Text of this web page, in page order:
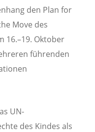
den Plan for
Move des
16.–19. Oktober
führenden
UN-
des Kindes als